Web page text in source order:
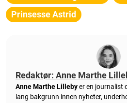
Prinsesse Astrid
Redaktør: Anne Marthe
Anne Marthe Lillebyer en journalist
lang bakgrunn innen nyheter,